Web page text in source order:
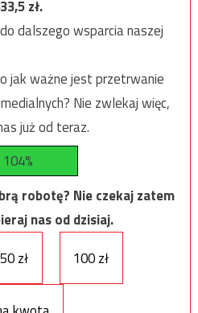
zł.
dalszego wsparcia naszej
jak ważne jest przetrwanie
Nie zwlekaj więc,
już od teraz.
104%
robotę? Nie czekaj zatem
nas od dzisiaj.
50 zł 100 zł